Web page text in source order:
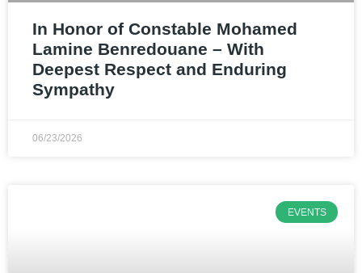
In Honor of Constable Mohamed
Lamine Benredouane – With
Deepest Respect and Enduring
Sympathy
06/23/2026
EVENTS